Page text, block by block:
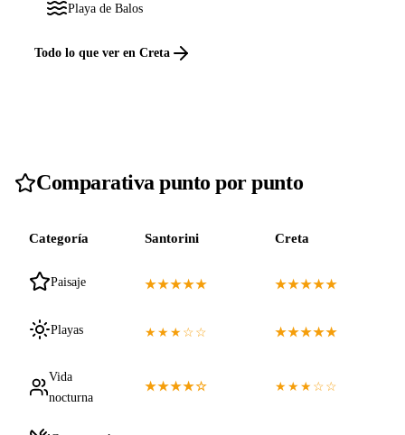
Playa de Balos
Todo lo que ver en Creta
Comparativa punto por punto
Categoría Santorini Creta
Paisaje ★★★★★ ★★★★★
Playas ★★★☆☆ ★★★★★
Vida
nocturna
★★★★☆ ★★★☆☆